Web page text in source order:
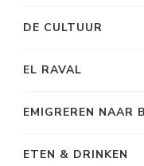
DE CULTUUR
EL RAVAL
EMIGREREN NAAR
ETEN & DRINKEN